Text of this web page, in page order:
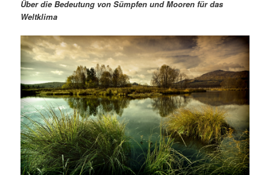
r
e
n
I
n
d
ä
r
e
n
n
a
g
a
t
i
o
n
Über die Bedeutung von Sümpfen und Mooren für das
Weltklima